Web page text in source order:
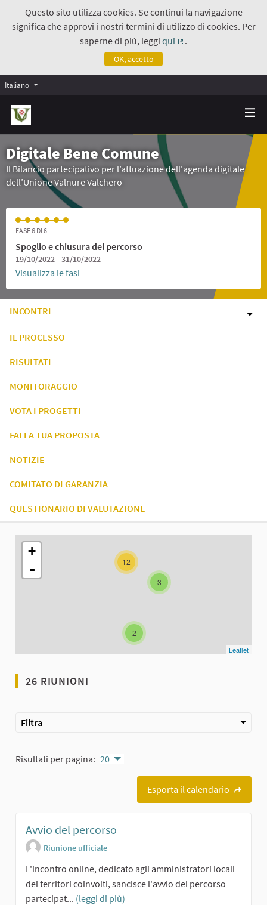
Questo sito utilizza cookies. Se continui la navigazione
significa che approvi i nostri termini di utilizzo di cookies. Per
saperne di più, leggiqui
.
OK, accetto
Italiano
Digitale Bene Comune
Il Bilancio partecipativo per l’attuazione dell'agenda digitale
dell’Unione Valnure Valchero
FASE 6 DI 6
Spoglio e chiusura del percorso
19/10/2022 - 31/10/2022
Visualizza le fasi
INCONTRI
IL PROCESSO
RISULTATI
MONITORAGGIO
VOTA I PROGETTI
FAI LA TUA PROPOSTA
NOTIZIE
COMITATO DI GARANZIA
QUESTIONARIO DI VALUTAZIONE
L'elemento seguente è una mappa che presenta gli
3
2
12
+
-
Leaflet
26 RIUNIONI
Filtra
Risultati per pagina: 20
Esporta il calendario
Avvio del percorso
Riunione ufficiale
L'incontro online, dedicato agli amministratori locali
dei territori coinvolti, sancisce l'avvio del percorso
partecipat... (leggi di più)